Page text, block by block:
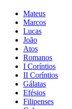
Mateus
Marcos
Lucas
João
Atos
Romanos
I Coríntios
II Coríntios
Gálatas
Efésios
Filipenses